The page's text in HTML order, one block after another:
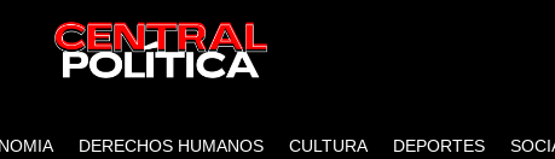
DERECHOS HUMANOS CULTURA DEPORTES